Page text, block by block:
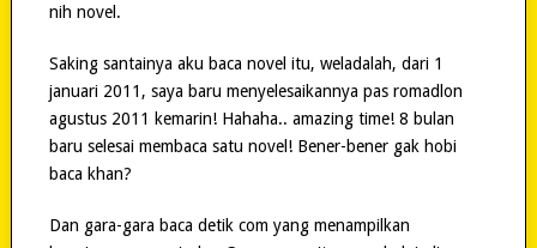
nih novel.
Saking santainya aku baca novel itu, weladalah, dari 1
januari 2011, saya baru menyelesaikannya pas romadlon
agustus 2011 kemarin! Hahaha.. amazing time! 8 bulan
baru selesai membaca satu novel! Bener-bener gak hobi
baca khan?
Dan gara-gara baca detik com yang menampilkan